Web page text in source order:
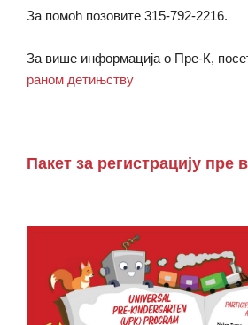
За помоћ позовите 315-792-2216.
За више информација о Пре-К,
раном детињству
Пакет за регистрацију пре